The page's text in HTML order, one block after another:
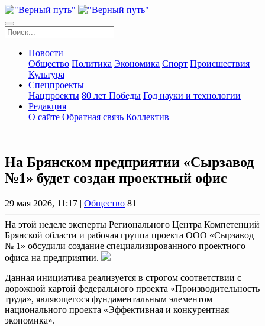
Новости
Общество Политика Экономика Спорт Происшествия
Культура
Спецпроекты
Нацпроекты 80 лет Победы Год науки и технологии
Редакция
О сайте Обратная связь Коллектив
На Брянском предприятии «Сырзавод
№1» будет создан проектный офис
29 мая 2026, 11:17 | Общество 81
На этой неделе эксперты Регионального Центра Компетенций
Брянской области и рабочая группа проекта ООО «Сырзавод
№ 1» обсудили создание специализированного проектного
офиса на предприятии.
Данная инициатива реализуется в строгом соответствии с
дорожной картой федерального проекта «Производительность
труда», являющегося фундаментальным элементом
национального проекта «Эффективная и конкурентная
экономика».